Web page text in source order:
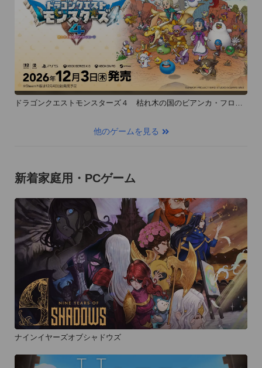
ドラゴンクエストモンスターズ４ 枯れ木の国のビアンカ・フロー
他のゲームを見る
新着家庭用・PCゲーム
ナインイヤーズオブシャドウズ